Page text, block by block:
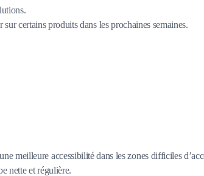
certains produits dans les prochaines semaines.
meilleure accessibilité dans les zones difficiles
nette et régulière.